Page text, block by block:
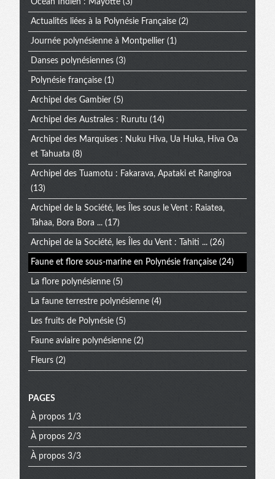
Océan Indien : Mayotte (3)
Actualités liées à la Polynésie Française (2)
Journée polynésienne à Montpellier (1)
Danses polynésiennes (3)
Polynésie française (1)
Archipel des Gambier (5)
Archipel des Australes : Rurutu (14)
Archipel des Marquises : Nuku Hiva, Ua Huka, Hiva Oa
et Tahuata (8)
Archipel des Tuamotu : Fakarava, Apataki et Rangiroa
(13)
Archipel de la Société, les Îles sous le Vent : Raiatea,
Tahaa, Bora Bora ... (17)
Archipel de la Société, les Îles du Vent : Tahiti ... (26)
Faune et flore sous-marine en Polynésie française (24)
La flore polynésienne (5)
La faune terrestre polynésienne (4)
Les fruits de Polynésie (5)
Faune aviaire polynésienne (2)
Fleurs (2)
PAGES
À propos 1/3
À propos 2/3
À propos 3/3